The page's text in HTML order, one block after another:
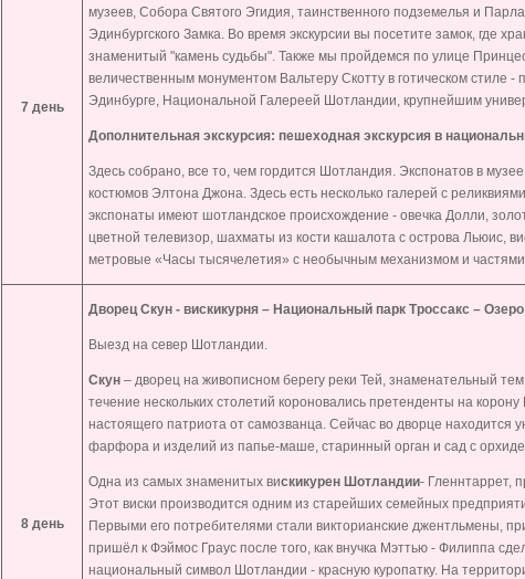
7 день
музеев, Собора Святого Эгидия, таинственного подземелья и
Эдинбургского Замка. Во время экскурсии вы посетите замок, где
знаменитый "камень судьбы". Также мы пройдемся по улице
величественным монументом Вальтеру Скотту в готическом стиле
Эдинбурге, Национальной Галереей Шотландии, крупнейшим
Дополнительная экскурсия: пешеходная экскурсия в
Здесь собрано, все то, чем гордится Шотландия. Экспонатов в
костюмов Элтона Джона. Здесь есть несколько галерей с
экспонаты имеют шотландское происхождение - овечка Долли,
цветной телевизор, шахматы из кости кашалота с острова Льюис,
метровые «Часы тысячелетия» с необычным механизмом и
8 день
Дворец Скун - вискикурня – Национальный парк Троссакс –
Выезд на север Шотландии.
Скун – дворец на живописном берегу реки Тей, знаменательный
течение нескольких столетий короновались претенденты на
настоящего патриота от самозванца. Сейчас во дворце находится
фарфора и изделий из папье-маше, старинный орган и сад с
Одна из самых знаменитых вискикурен Шотландии- Гленнтаррет,
Этот виски производится одним из старейших семейных
Первыми его потребителями стали викторианские джентльмены,
пришёл к Фэймос Граус после того, как внучка Мэттью - Филиппа
национальный символ Шотландии - красную куропатку. На